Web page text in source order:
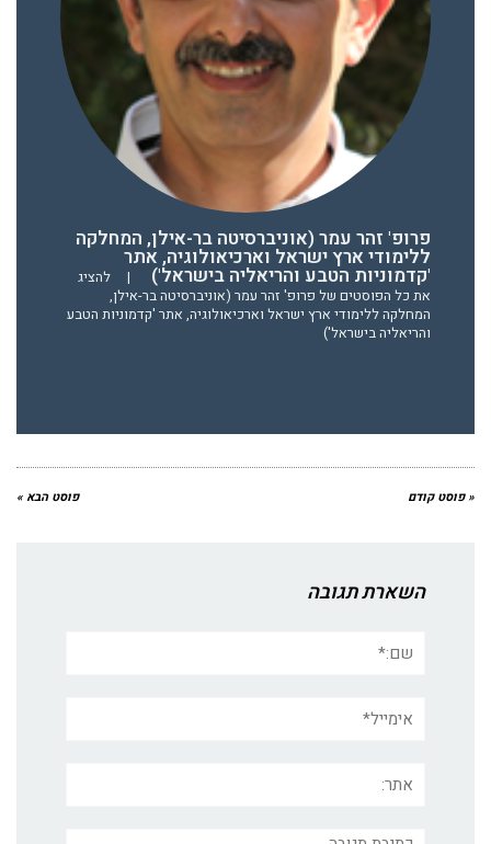
פרופ' זהר עמר (אוניברסיטה בר-אילן, המחלקה
ללימודי ארץ ישראל וארכיאולוגיה, אתר
'קדמוניות הטבע והריאליה בישראל') |
להציג
את כל הפוסטים של פרופ' זהר עמר (אוניברסיטה בר-אילן,
המחלקה ללימודי ארץ ישראל וארכיאולוגיה, אתר 'קדמוניות הטבע
והריאליה בישראל')
« פוסט קודם פוסט הבא »
השארת תגובה
תגובה